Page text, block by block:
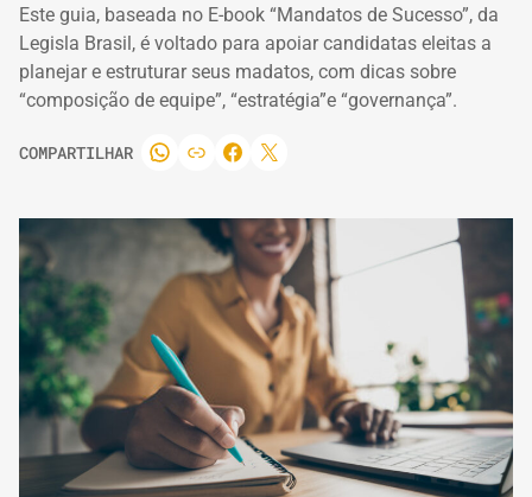
Este guia, baseada no E-book “Mandatos de Sucesso”, da
Legisla Brasil, é voltado para apoiar candidatas eleitas a
planejar e estruturar seus madatos, com dicas sobre
“composição de equipe”, “estratégia”e “governança”.
COMPARTILHAR